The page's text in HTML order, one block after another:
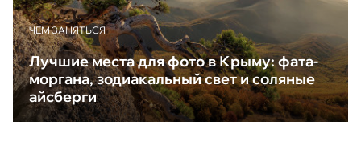
ЧЕМ ЗАНЯТЬСЯ
Лучшие места для фото в Крыму: фата-
моргана, зодиакальный свет и соляные
айсберги